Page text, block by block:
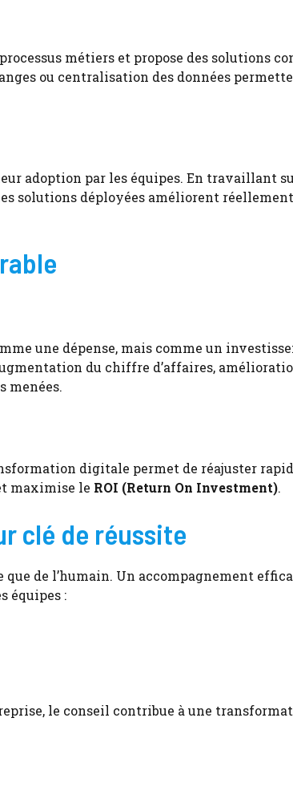
métiers et propose des solutions
ou centralisation des données
adoption par les équipes. En travaillant
solutions déployées améliorent réellement
une dépense, mais comme un
du chiffre d’affaires,
menées.
digitale permet de réajuster
maximise le ROI (Return On Investment).
clé de réussite
de l’humain. Un accompagnement
équipes :
le conseil contribue à une